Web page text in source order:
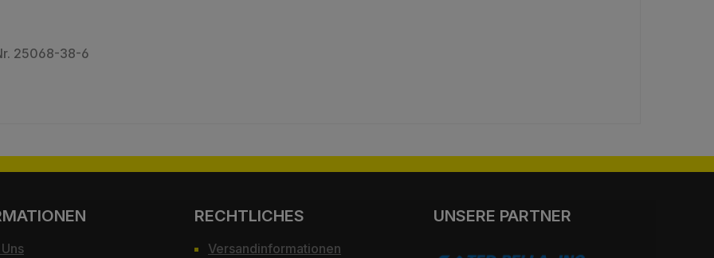
25068-38-6
RECHTLICHES
Versandinformationen
UNSERE PARTNER